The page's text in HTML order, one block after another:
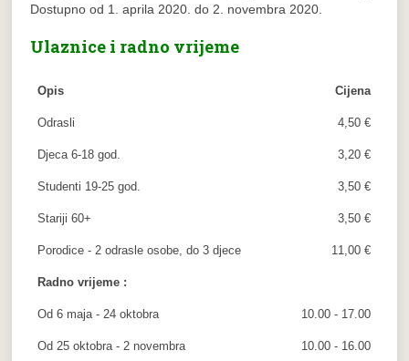
Dostupno od 1. aprila 2020. do 2. novembra 2020.
Ulaznice i radno vrijeme
Opis Cijena
Odrasli 4,50 €
Djeca 6-18 god. 3,20 €
Studenti 19-25 god. 3,50 €
Stariji 60+ 3,50 €
Porodice - 2 odrasle osobe, do 3 djece 11,00 €
Radno vrijeme :
Od 6 maja - 24 oktobra 10.00 - 17.00
Od 25 oktobra - 2 novembra 10.00 - 16.00